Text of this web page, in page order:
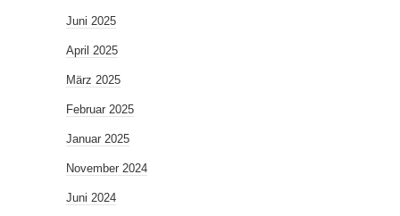
Juni 2025
April 2025
März 2025
Februar 2025
Januar 2025
November 2024
Juni 2024